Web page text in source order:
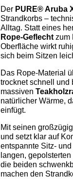
Der PURE® Aruba
Strandkorbs –
Alltag. Statt eines
Rope-Geflecht zum
Oberfläche wirkt
sich beim Sitzen
Das Rope-Material
trocknet schnell und
massiven
natürlicher Wärme,
einfügt.
Mit seinen
und setzt klar auf
entspannte Sitz-
langen,
die beiden
machen den